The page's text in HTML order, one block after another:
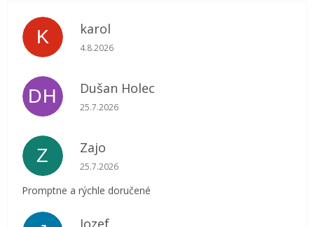
K karol
Hodnotenie obchodu je 5 z 5 hviezdičiek.
4.8.2026
DH Dušan Holec
Hodnotenie obchodu je 5 z 5 hviezdičiek.
25.7.2026
Z Zajo
Hodnotenie obchodu je 5 z 5 hviezdičiek.
25.7.2026
Promptne a rýchle doručené
Jozef